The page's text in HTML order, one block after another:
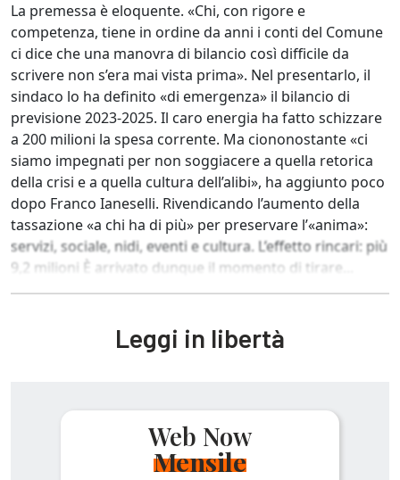
La premessa è eloquente. «Chi, con rigore e
competenza, tiene in ordine da anni i conti del Comune
ci dice che una manovra di bilancio così difficile da
scrivere non s’era mai vista prima». Nel presentarlo, il
sindaco lo ha definito «di emergenza» il bilancio di
previsione 2023-2025. Il caro energia ha fatto schizzare
a 200 milioni la spesa corrente. Ma ciononostante «ci
siamo impegnati per non soggiacere a quella retorica
della crisi e a quella cultura dell’alibi», ha aggiunto poco
dopo Franco Ianeselli. Rivendicando l’aumento della
tassazione «a chi ha di più» per preservare l’«anima»:
servizi, sociale, nidi, eventi e cultura. L’effetto rincari: più
9,2 milioni È arrivato dunque il momento di tirare...
Leggi in libertà
Web Now
Mensile